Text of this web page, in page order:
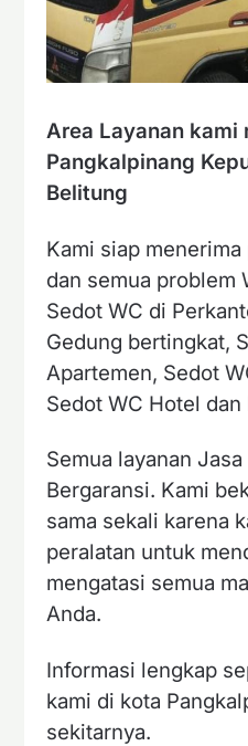
Area Layanan kami
Pangkalpinang
Belitung
Kami siap
dan semua problem
Sedot WC di
Gedung bertingkat,
Apartemen, Sedot
Sedot WC Hotel dan
Semua layanan
Bergaransi. Kami
sama sekali karena
peralatan untuk
mengatasi semua
Anda.
Informasi lengkap
kami di kota
sekitarnya.